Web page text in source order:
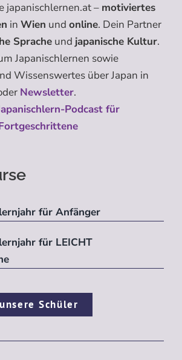
japanischlernen.at – motiviertes
in Wien und online. Dein Partner
Sprache und japanische Kultur.
Japanischlernen sowie
Wissenswertes über Japan in
Newsletter.
Podcast für
für Anfänger
für LEICHT
Schüler